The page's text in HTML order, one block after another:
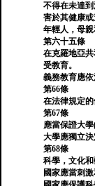
不得在未達
害於其健康或
年輕人，母親
第六十五條
在克羅地亞
受教育。
義務教育應依
第66條
在法律規定的
第67條
應當保證大學
大學應獨立決
第68條
科學，文化和
國家應當刺